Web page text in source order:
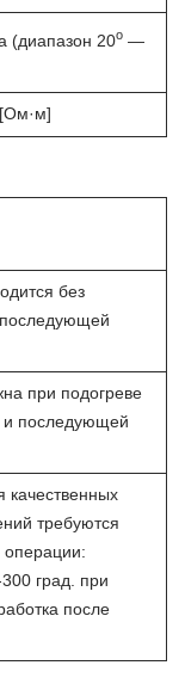
(диапазон 20o—
без
последующей
при подогреве
и последующей
требуются
операции:
град. при
после